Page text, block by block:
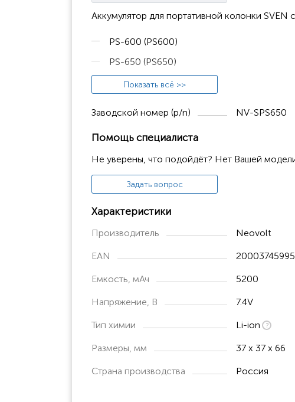
Аккумулятор для портативной колонки
PS-600 (PS600)
PS-650 (PS650)
PS-670 (PS670)
Показать всё >>
Заводской номер (p/n) NV-SPS650
Помощь специалиста
Не уверены, что подойдёт? Нет Вашей
Задать вопрос
Характеристики
Производитель Neovolt
EAN
Емкость, мАч 5200
Напряжение, В 7.4V
Тип химии Li-ion
Размеры, мм 37 х 37 х 66
Страна производства Россия